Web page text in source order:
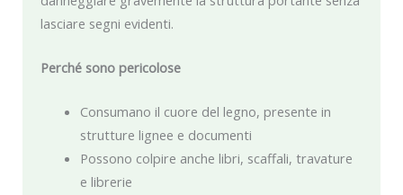
lasciare segni evidenti.
Perché sono pericolose
Consumano il cuore del legno, presente in
strutture lignee e documenti
Possono colpire anche libri, scaffali, travature
e librerie